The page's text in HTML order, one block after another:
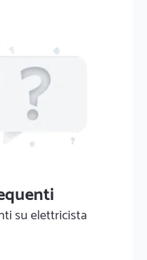
su elettricista